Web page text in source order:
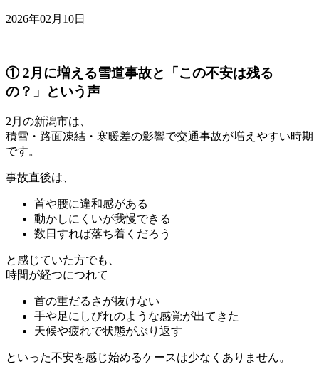
2026年02月10日
① 2月に増える雪道事故と「この不安は残る
の？」という声
2月の新潟市は、
積雪・路面凍結・寒暖差の影響で交通事故が増えやすい時期
です。
事故直後は、
首や腰に違和感がある
動かしにくいが我慢できる
数日すれば落ち着くだろう
と感じていた方でも、
時間が経つにつれて
首の重だるさが抜けない
手や足にしびれのような感覚が出てきた
天候や疲れで状態がぶり返す
といった不安を感じ始めるケースは少なくありません。